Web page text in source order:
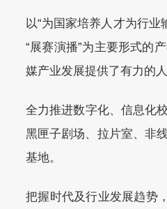
以“为国家培养人才为行业
“展赛演播”为主要形式的
媒产业发展提供了有力的人
全力推进数字化、信息化
黑匣子剧场、拉片室、非
基地。
把握时代及行业发展趋势